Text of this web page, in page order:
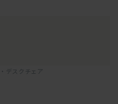
デスクチェア